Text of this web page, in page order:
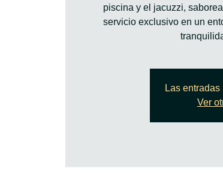
piscina y el jacuzzi,
servicio exclusivo en un
Las
Ver